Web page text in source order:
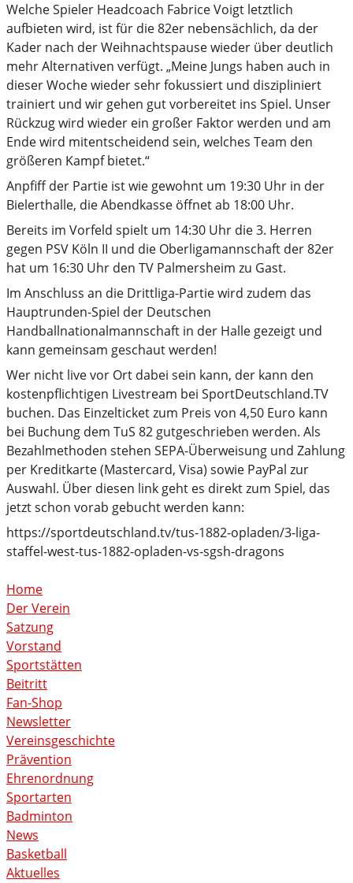
Welche Spieler Headcoach Fabrice Voigt letztlich
aufbieten wird, ist für die 82er nebensächlich, da der
Kader nach der Weihnachtspause wieder über deutlich
mehr Alternativen verfügt. „Meine Jungs haben auch in
dieser Woche wieder sehr fokussiert und diszipliniert
trainiert und wir gehen gut vorbereitet ins Spiel. Unser
Rückzug wird wieder ein großer Faktor werden und am
Ende wird mitentscheidend sein, welches Team den
größeren Kampf bietet.“
Anpfiff der Partie ist wie gewohnt um 19:30 Uhr in der
Bielerthalle, die Abendkasse öffnet ab 18:00 Uhr.
Bereits im Vorfeld spielt um 14:30 Uhr die 3. Herren
gegen PSV Köln II und die Oberligamannschaft der 82er
hat um 16:30 Uhr den TV Palmersheim zu Gast.
Im Anschluss an die Drittliga-Partie wird zudem das
Hauptrunden-Spiel der Deutschen
Handballnationalmannschaft in der Halle gezeigt und
kann gemeinsam geschaut werden!
Wer nicht live vor Ort dabei sein kann, der kann den
kostenpflichtigen Livestream bei SportDeutschland.TV
buchen. Das Einzelticket zum Preis von 4,50 Euro kann
bei Buchung dem TuS 82 gutgeschrieben werden. Als
Bezahlmethoden stehen SEPA-Überweisung und Zahlung
per Kreditkarte (Mastercard, Visa) sowie PayPal zur
Auswahl. Über diesen link geht es direkt zum Spiel, das
jetzt schon vorab gebucht werden kann:
https://sportdeutschland.tv/tus-1882-opladen/3-liga-
staffel-west-tus-1882-opladen-vs-sgsh-dragons
Home
Der Verein
Satzung
Vorstand
Sportstätten
Beitritt
Fan-Shop
Newsletter
Vereinsgeschichte
Prävention
Ehrenordnung
Sportarten
Badminton
News
Basketball
Aktuelles